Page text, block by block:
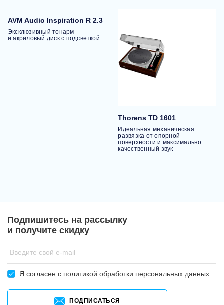
AVM Audio Inspiration R 2.3
Эксклюзивный тонарм
и акриловый диск с подсветкой
Thorens TD 1601
Идеальная механическая
развязка от опорной
поверхности и максимально
качественный звук
Подпишитесь на рассылку
и получите скидку
Введите свой e-mail
Я согласен c политикой обработки персональных данных
ПОДПИСАТЬСЯ